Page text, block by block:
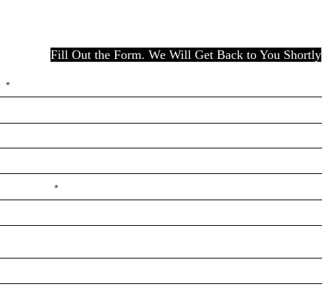
Fill Out the Form. We Will Get Back to You Shortly